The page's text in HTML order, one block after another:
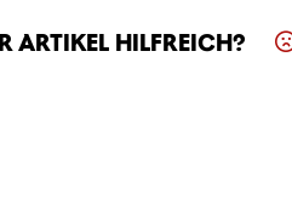
Artikel hilfreich?